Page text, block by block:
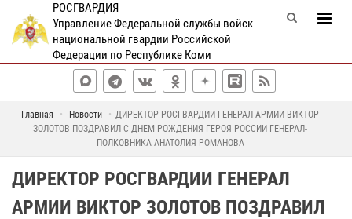
РОСГВАРДИЯ
Управление Федеральной службы войск
национальной гвардии Российской
Федерации по Республике Коми
Главная Новости
ДИРЕКТОР РОСГВАРДИИ ГЕНЕРАЛ АРМИИ ВИКТОР
ЗОЛОТОВ ПОЗДРАВИЛ С ДНЕМ РОЖДЕНИЯ ГЕРОЯ РОССИИ ГЕНЕРАЛ-
ПОЛКОВНИКА АНАТОЛИЯ РОМАНОВА
ДИРЕКТОР РОСГВАРДИИ ГЕНЕРАЛ
АРМИИ ВИКТОР ЗОЛОТОВ ПОЗДРАВИЛ